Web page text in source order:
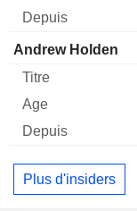
Andrew Holden
Plus d'insiders